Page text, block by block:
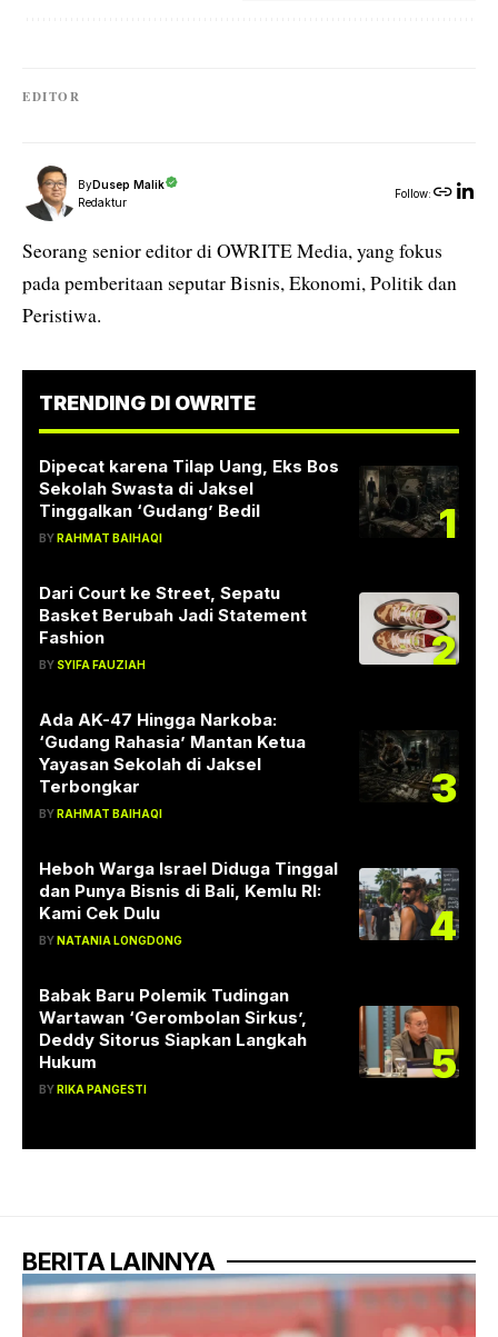
EDITOR
ByDusep Malik
Redaktur
Follow:
Seorang senior editor di OWRITE Media, yang fokus
pada pemberitaan seputar Bisnis, Ekonomi, Politik dan
Peristiwa.
TRENDING DI OWRITE
Dipecat karena Tilap Uang, Eks Bos
Sekolah Swasta di Jaksel
Tinggalkan ‘Gudang’ Bedil
BYRAHMAT BAIHAQI 1
Dari Court ke Street, Sepatu
Basket Berubah Jadi Statement
Fashion
BY SYIFA FAUZIAH 2
Ada AK-47 Hingga Narkoba:
‘Gudang Rahasia’ Mantan Ketua
Yayasan Sekolah di Jaksel
Terbongkar
BYRAHMAT BAIHAQI
3
Heboh Warga Israel Diduga Tinggal
dan Punya Bisnis di Bali, Kemlu RI:
Kami Cek Dulu
BYNATANIA LONGDONG 4
Babak Baru Polemik Tudingan
Wartawan ‘Gerombolan Sirkus’,
Deddy Sitorus Siapkan Langkah
Hukum
BYRIKA PANGESTI
5
BERITA LAINNYA